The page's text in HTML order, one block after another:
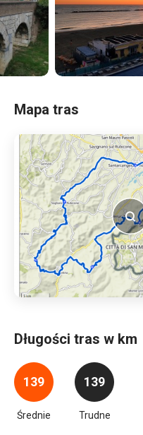
Mapa tras
Długości tras w km
139
Średnie
139
Trudne